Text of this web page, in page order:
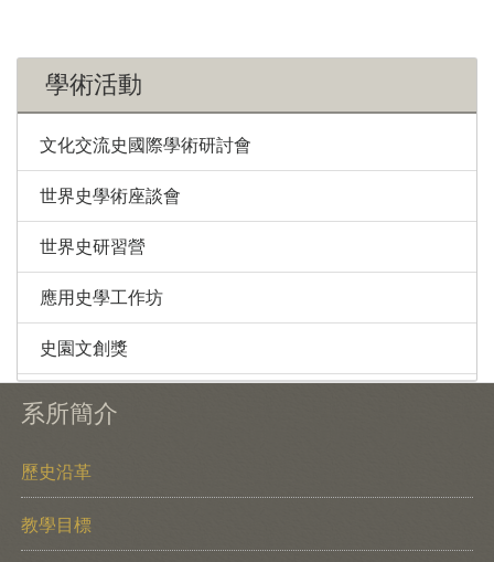
學術活動
文化交流史國際學術研討會
世界史學術座談會
世界史研習營
應用史學工作坊
史園文創獎
系所簡介
歷史沿革
教學目標